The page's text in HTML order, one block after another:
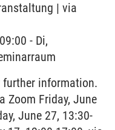
| via
- Di,
further information.
Zoom Friday, June
June 27, 13:30-